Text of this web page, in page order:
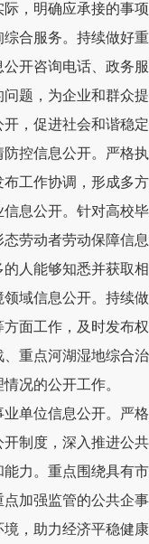
，明确应承接的事
合服务。 持续做好
开咨询电话、政务
题，为企业和群众
，促进社会和谐稳定
控信息公开。 严格
工作协调，形成多
息公开。 针对高校
劳动者劳动保障信
人能够知悉并获取
域信息公开。 持续
面工作，及时发布权
重点河湖湿地综合
情况的公开工作。
单位信息公开。 严
制度，深入推进公
力。重点围绕具有
加强监管的公共企
，助力经济平稳健